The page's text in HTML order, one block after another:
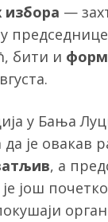
избора —
бити и
у Бања
је овакав
, а
је још